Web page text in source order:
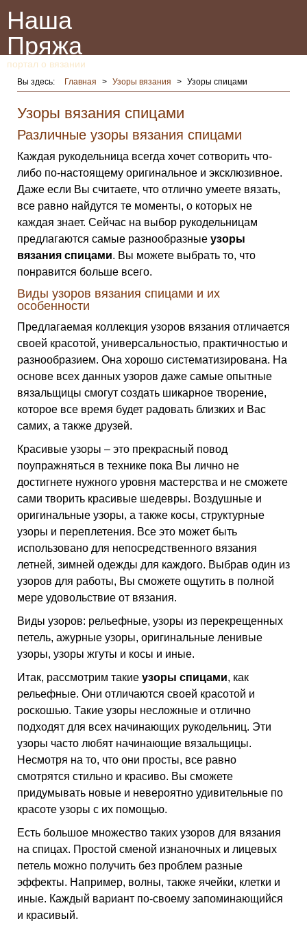
Наша
Пряжа
портал о вязании
Вы здесь: Главная > Узоры вязания > Узоры спицами
Узоры вязания спицами
Различные узоры вязания спицами
Каждая рукодельница всегда хочет сотворить что-
либо по-настоящему оригинальное и эксклюзивное.
Даже если Вы считаете, что отлично умеете вязать,
все равно найдутся те моменты, о которых не
каждая знает. Сейчас на выбор рукодельницам
предлагаются самые разнообразные узоры
вязания спицами. Вы можете выбрать то, что
понравится больше всего.
Виды узоров вязания спицами и их
особенности
Предлагаемая коллекция узоров вязания отличается
своей красотой, универсальностью, практичностью и
разнообразием. Она хорошо систематизирована. На
основе всех данных узоров даже самые опытные
вязальщицы смогут создать шикарное творение,
которое все время будет радовать близких и Вас
самих, а также друзей.
Красивые узоры – это прекрасный повод
поупражняться в технике пока Вы лично не
достигнете нужного уровня мастерства и не сможете
сами творить красивые шедевры. Воздушные и
оригинальные узоры, а также косы, структурные
узоры и переплетения. Все это может быть
использовано для непосредственного вязания
летней, зимней одежды для каждого. Выбрав один из
узоров для работы, Вы сможете ощутить в полной
мере удовольствие от вязания.
Виды узоров: рельефные, узоры из перекрещенных
петель, ажурные узоры, оригинальные ленивые
узоры, узоры жгуты и косы и иные.
Итак, рассмотрим такие узоры спицами, как
рельефные. Они отличаются своей красотой и
роскошью. Такие узоры несложные и отлично
подходят для всех начинающих рукодельниц. Эти
узоры часто любят начинающие вязальщицы.
Несмотря на то, что они просты, все равно
смотрятся стильно и красиво. Вы сможете
придумывать новые и невероятно удивительные по
красоте узоры с их помощью.
Есть большое множество таких узоров для вязания
на спицах. Простой сменой изнаночных и лицевых
петель можно получить без проблем разные
эффекты. Например, волны, также ячейки, клетки и
иные. Каждый вариант по-своему запоминающийся
и красивый.